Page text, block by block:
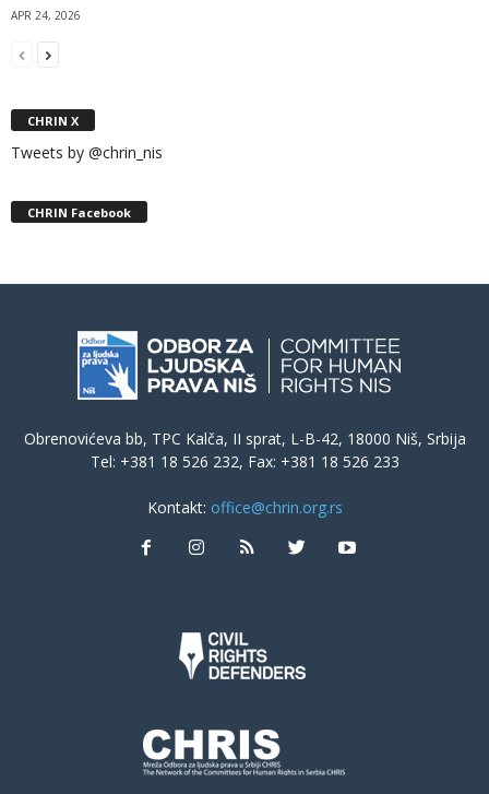
APR 24, 2026
CHRIN X
Tweets by @chrin_nis
CHRIN Facebook
Obrenovićeva bb, TPC Kalča, II sprat, L-B-42, 18000 Niš, Srbija
Tel: +381 18 526 232, Fax: +381 18 526 233
Kontakt: office@chrin.org.rs